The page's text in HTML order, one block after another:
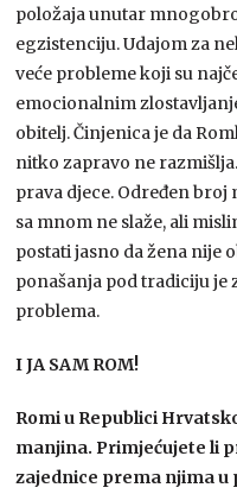
položaja unutar
egzistenciju. Udajom za
veće probleme koji su
emocionalnim
obitelj. Činjenica je da
nitko zapravo ne
prava djece. Određen
sa mnom ne slaže, ali
postati jasno da žena nije
ponašanja pod tradiciju je
problema.
I JA SAM ROM!
Romi u Republici
manjina. Primjećujete li
zajednice prema njima u